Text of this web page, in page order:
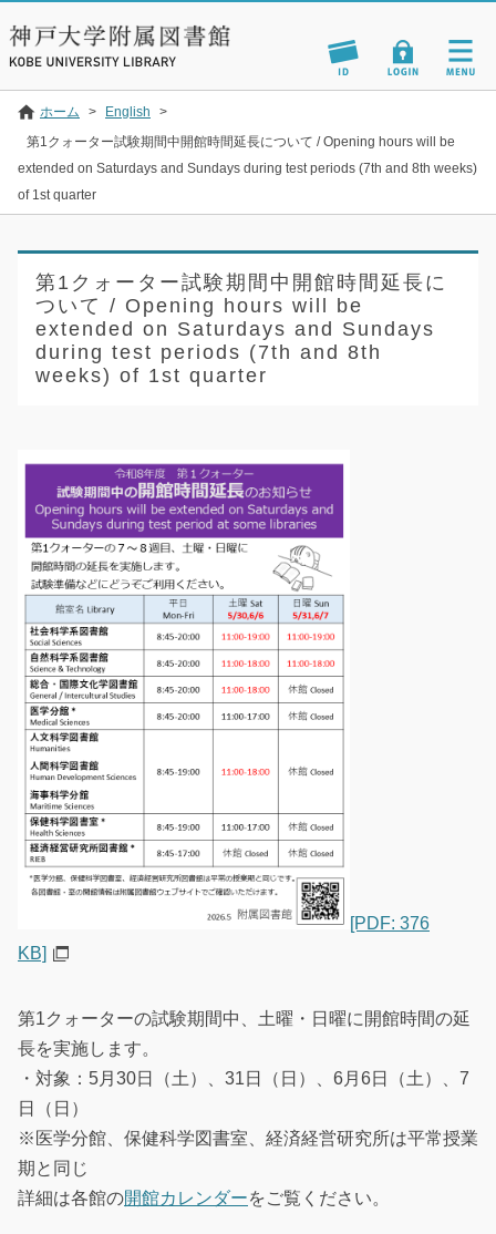
ホーム > English
>
第1クォーター試験期間中開館時間延長について / Opening hours will be
extended on Saturdays and Sundays during test periods (7th and 8th weeks)
of 1st quarter
第1クォーター試験期間中開館時間延長に
ついて / Opening hours will be
extended on Saturdays and Sundays
during test periods (7th and 8th
weeks) of 1st quarter
[PDF: 376
KB]
第1クォーターの試験期間中、土曜・日曜に開館時間の延
長を実施します。
・対象：5月30日（土）、31日（日）、6月6日（土）、7
日（日）
※医学分館、保健科学図書室、経済経営研究所は平常授業
期と同じ
詳細は各館の開館カレンダーをご覧ください。